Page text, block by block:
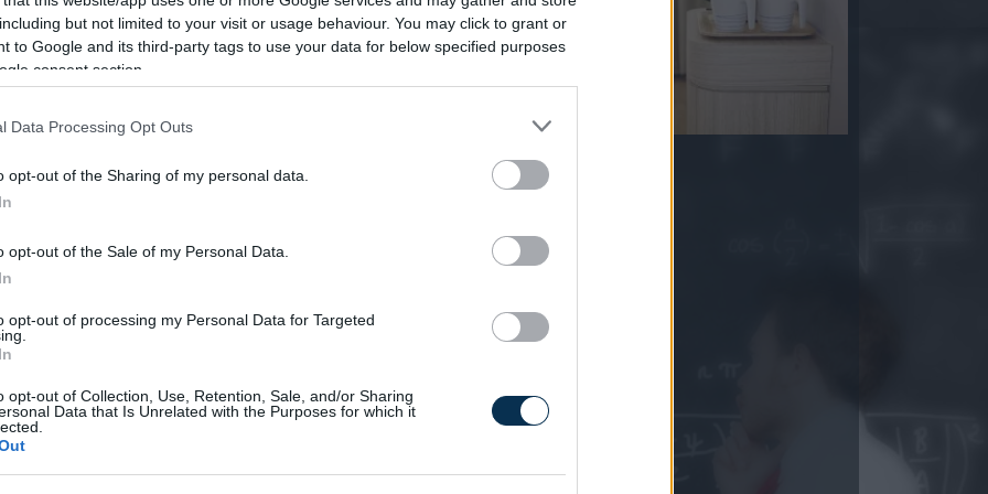
but not limited to your visit or usage behaviour. You may click to grant or
to Google and its third-party tags to use your data for below specified purposes
consent section.
Data Processing Opt Outs
opt-out of the Sharing of my personal data.
opt-out of the Sale of my Personal Data.
opt-out of processing my Personal Data for Targeted
opt-out of Collection, Use, Retention, Sale, and/or Sharing
Data that Is Unrelated with the Purposes for which it
ennek áfával növelt értéke, nem
díj és jövedéki adó is fizetendő,
Ezen díjtételek a számlákon
kerül egy kWh
áram 2026-
ben?
Mennyi egy köbméter
földgáz ára 2026-ban?
KISZÁMOLOM!